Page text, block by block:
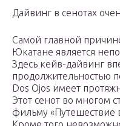
Дайвинг в сенотах
Самой главной
Юкатане является
Здесь кейв-дайвинг
продолжительностью
Dos Ojos имеет
Этот сенот во многом
фильму «Путешествие